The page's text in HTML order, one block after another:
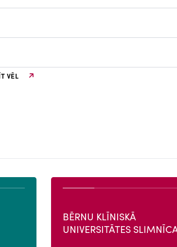
VĒL
BĒRNU KLĪNISKĀ
UNIVERSITĀTES